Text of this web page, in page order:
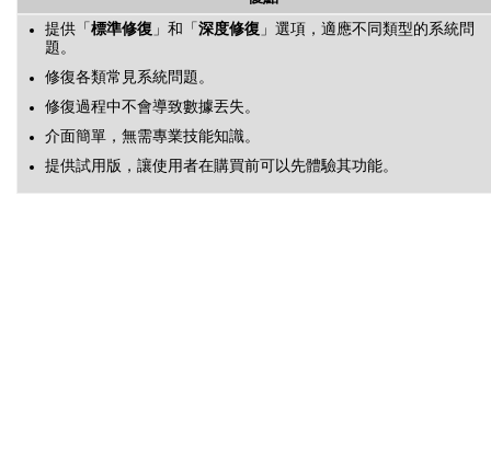
提供「 標準修復」和「 深度修復」選項，適應不同類型的系統問
題。
修復各類常見系統問題。
修復過程中不會導致數據丟失。
介面簡單，無需專業技能知識。
提供試用版，讓使用者在購買前可以先體驗其功能。